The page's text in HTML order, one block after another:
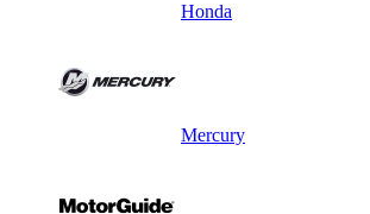
Honda
Mercury